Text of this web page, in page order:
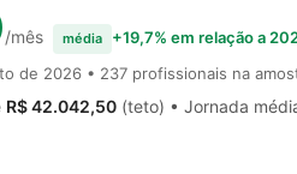
/mês média
+19,7% em relação a
de 2026 • 237 profissionais na
R$ 42.042,50 (teto) • Jornada